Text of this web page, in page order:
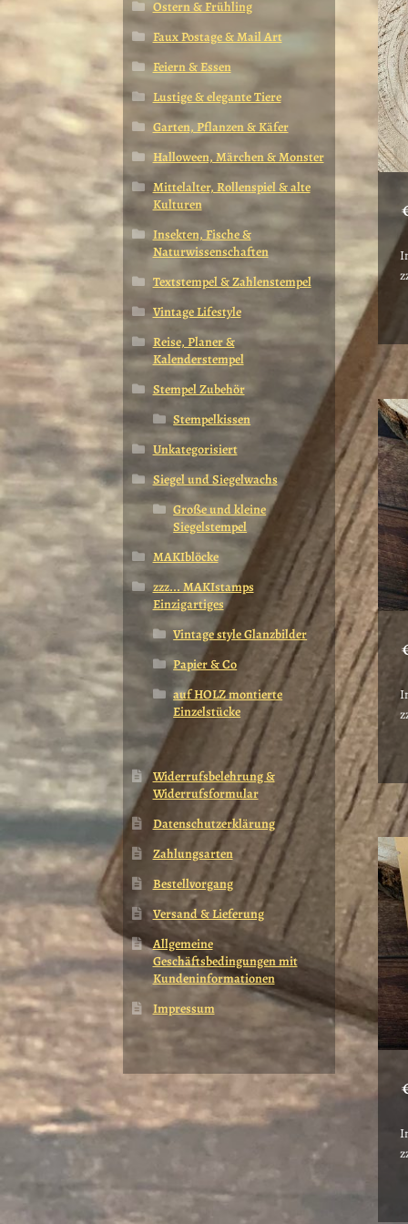
Ostern & Frühling
Faux Postage & Mail Art
Feiern & Essen
Lustige & elegante Tiere
Garten, Pflanzen & Käfer
Halloween, Märchen & Monster
Mittelalter, Rollenspiel & alte
Kulturen
Insekten, Fische &
Naturwissenschaften
Textstempel & Zahlenstempel
Vintage Lifestyle
Reise, Planer &
Kalenderstempel
Stempel Zubehör
Stempelkissen
Unkategorisiert
Siegel und Siegelwachs
Große und kleine
Siegelstempel
MAKIblöcke
zzz... MAKIstamps
Einzigartiges
Vintage style Glanzbilder
Papier & Co
auf HOLZ montierte
Einzelstücke
Widerrufsbelehrung &
Widerrufsformular
Datenschutzerklärung
Zahlungsarten
Bestellvorgang
Versand & Lieferung
Allgemeine
Geschäftsbedingungen mit
Kundeninformationen
Impressum